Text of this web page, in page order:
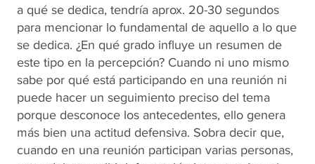
a qué se dedica, tendría aprox. 20-30 segundos
para mencionar lo fundamental de aquello a lo que
se dedica. ¿En qué grado influye un resumen de
este tipo en la percepción? Cuando ni uno mismo
sabe por qué está participando en una reunión ni
puede hacer un seguimiento preciso del tema
porque desconoce los antecedentes, ello genera
más bien una actitud defensiva. Sobra decir que,
cuando en una reunión participan varias personas,